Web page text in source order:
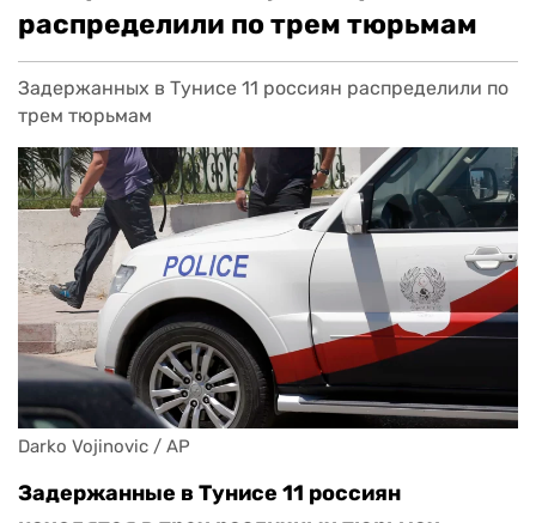
распределили по трем тюрьмам
Задержанных в Тунисе 11 россиян распределили по
трем тюрьмам
Darko Vojinovic / AP
Задержанные в Тунисе 11 россиян